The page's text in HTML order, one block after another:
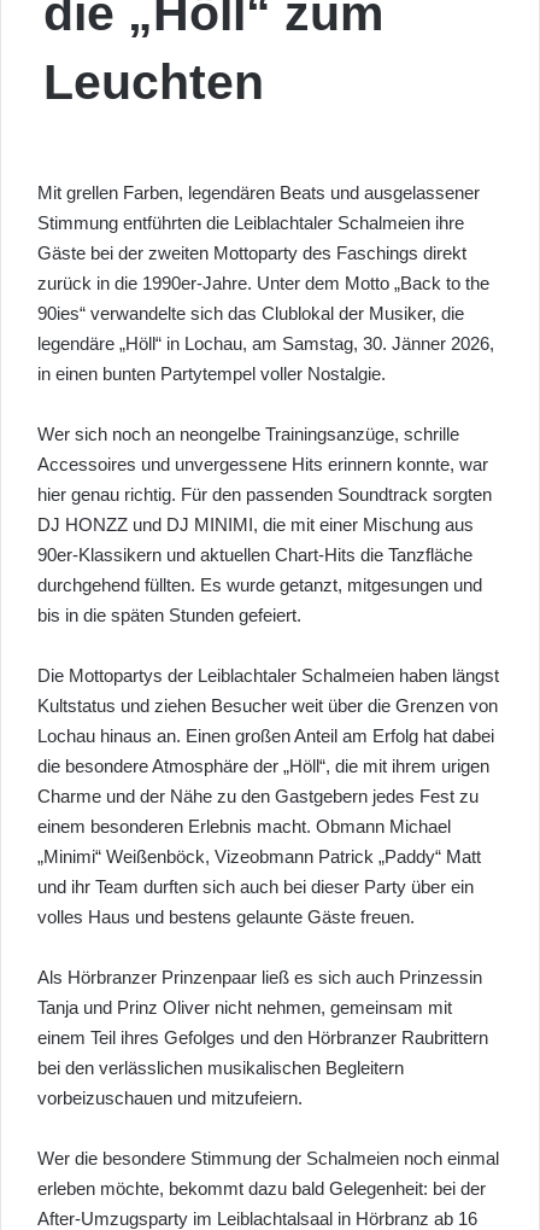
die „Höll“ zum
Leuchten
Mit grellen Farben, legendären Beats und ausgelassener
Stimmung entführten die Leiblachtaler Schalmeien ihre
Gäste bei der zweiten Mottoparty des Faschings direkt
zurück in die 1990er-Jahre. Unter dem Motto „Back to the
90ies“ verwandelte sich das Clublokal der Musiker, die
legendäre „Höll“ in Lochau, am Samstag, 30. Jänner 2026,
in einen bunten Partytempel voller Nostalgie.
Wer sich noch an neongelbe Trainingsanzüge, schrille
Accessoires und unvergessene Hits erinnern konnte, war
hier genau richtig. Für den passenden Soundtrack sorgten
DJ HONZZ und DJ MINIMI, die mit einer Mischung aus
90er-Klassikern und aktuellen Chart-Hits die Tanzfläche
durchgehend füllten. Es wurde getanzt, mitgesungen und
bis in die späten Stunden gefeiert.
Die Mottopartys der Leiblachtaler Schalmeien haben längst
Kultstatus und ziehen Besucher weit über die Grenzen von
Lochau hinaus an. Einen großen Anteil am Erfolg hat dabei
die besondere Atmosphäre der „Höll“, die mit ihrem urigen
Charme und der Nähe zu den Gastgebern jedes Fest zu
einem besonderen Erlebnis macht. Obmann Michael
„Minimi“ Weißenböck, Vizeobmann Patrick „Paddy“ Matt
und ihr Team durften sich auch bei dieser Party über ein
volles Haus und bestens gelaunte Gäste freuen.
Als Hörbranzer Prinzenpaar ließ es sich auch Prinzessin
Tanja und Prinz Oliver nicht nehmen, gemeinsam mit
einem Teil ihres Gefolges und den Hörbranzer Raubrittern
bei den verlässlichen musikalischen Begleitern
vorbeizuschauen und mitzufeiern.
Wer die besondere Stimmung der Schalmeien noch einmal
erleben möchte, bekommt dazu bald Gelegenheit: bei der
After-Umzugsparty im Leiblachtalsaal in Hörbranz ab 16